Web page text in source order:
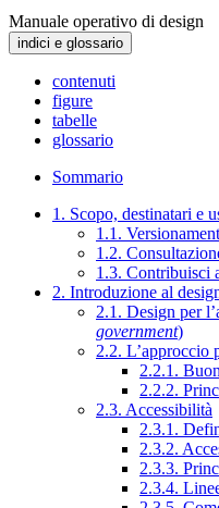
Manuale operativo di design
indici e glossario
contenuti
figure
tabelle
glossario
Sommario
1. Scopo, destinatari e
1.1.
1.2.
1.3. Contribuisci
2. Introduzione al
2.1. Design per
government)
2.2. L’approccio
2.2.1.
2.2.2.
2.3. Accessibilità
2.3.1.
2.3.2.
2.3.3.
2.3.4.